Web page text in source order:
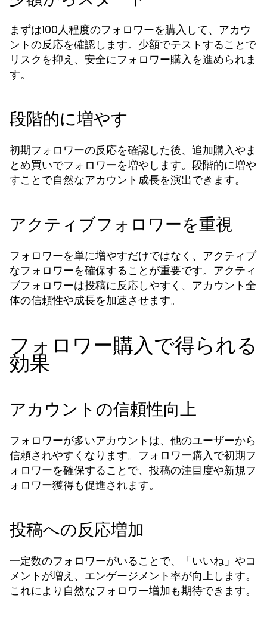
まずは100人程度のフォロワーを購入して、アカウ
ントの反応を確認します。少額でテストすることで
リスクを抑え、安全にフォロワー購入 を進められま
す。
段階的に増やす
初期フォロワーの反応を確認した後、追加購入やま
とめ買いでフォロワーを増やします。段階的に増や
すことで自然なアカウント成長を演出できます。
アクティブフォロワーを重視
フォロワーを単に増やすだけではなく、アクティブ
なフォロワーを確保することが重要です。アクティ
ブフォロワーは投稿に反応しやすく、アカウント全
体の信頼性や成長を加速させます。
フォロワー購入で得られる
効果
アカウントの信頼性向上
フォロワーが多いアカウントは、他のユーザーから
信頼されやすくなります。
フォロワー購入 で初期フ
ォロワーを確保することで、投稿の注目度や新規フ
ォロワー獲得も促進されます。
投稿への反応増加
一定数のフォロワーがいることで、「いいね」やコ
メントが増え、エンゲージメント率が向上します。
これにより自然なフォロワー増加も期待できます。